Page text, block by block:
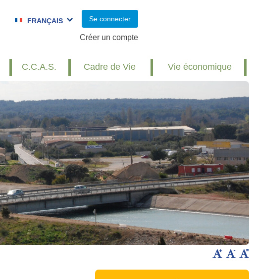
FRANÇAIS Se connecter
Créer un compte
C.C.A.S. Cadre de Vie Vie économique
Réunion publique : travaux et
redynamisation du village
Le 07.10
Heure :19:00